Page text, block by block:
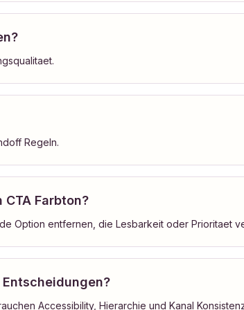
Regeln.
Farbton?
Option entfernen, die Lesbarkeit oder Prioritaet
Accessibility, Hierarchie und Kanal